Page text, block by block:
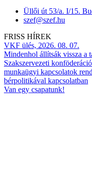
Üllői út 53/a. I/15.
szef@szef.hu
FRISS HÍREK
VKF ülés, 2026. 08. 07.
Mindenhol állítsák vissza a
Szakszervezeti
munkaügyi kapcsolatok
bérpolitikával kapcsolatban
Van egy csapatunk!